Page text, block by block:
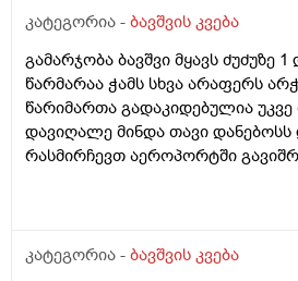
ერთი დღე მხოლოდ ერთხელ
ათი დღის მერე ისევ ისე დაიწყო,
და ჭამს ხუთი დღეა გასული, სულ
ქვამატელი და ანოტაციაში
ჩვილებისთვის არ წერია, ძალიან
საყურადღებო ხომ არ არის?
რომ ვენდო უსაფრთხოა. თქვენ
კატეგორია - ბავშვის კვება
გამარჯობა ბავშვი მყავს ძუძუზე 1
წარმარაა ჭამს სხვა არაფერს
წარიმართა გადაკიდებულია უკვე
დავიღალე მინდა თავი
რასმირჩევთ აეროპორტში
კატეგორია - ბავშვის კვება